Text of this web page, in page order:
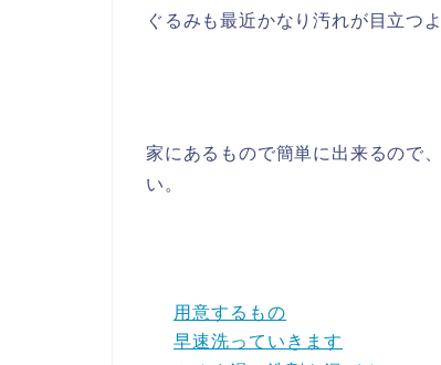
ぐるみも最近かなり汚れが目立つ
家にあるもので簡単に出来るので
い。
用意するもの
早速洗っていきます